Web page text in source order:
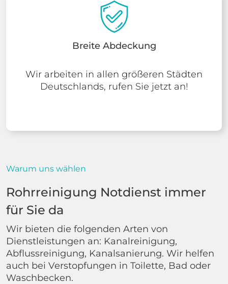
Breite Abdeckung
Wir arbeiten in allen größeren Städten
Deutschlands, rufen Sie jetzt an!
Warum uns wählen
Rohrreinigung Notdienst immer
für Sie da
Wir bieten die folgenden Arten von
Dienstleistungen an: Kanalreinigung,
Abflussreinigung, Kanalsanierung. Wir helfen
auch bei Verstopfungen in Toilette, Bad oder
Waschbecken.